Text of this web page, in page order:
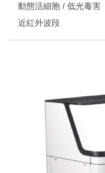
動態活細胞 / 低光毒害
近紅外波段